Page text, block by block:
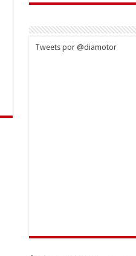
Tweets por @diamotor